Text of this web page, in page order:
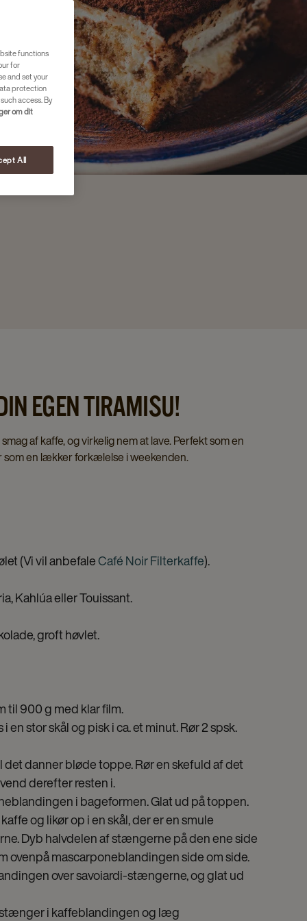
EGEN TIRAMISU!
af kaffe, og virkelig nem at lave. Perfekt som en
som en lækker forkælelse i weekenden.
(Vi vil anbefaleCafé Noir Filterkaffe).
Kahlúa eller Touissant.
groft høvlet.
900 g med klar film.
stor skål og pisk i ca. et minut. Rør 2 spsk.
det danner bløde toppe. Rør en skefuld af det
derefter resten i.
i bageformen. Glat ud på toppen.
og likør op i en skål, der er en smule
Dyb halvdelen af stængerne på den ene side
ovenpå mascarponeblandingen side om side.
over savoiardi-stængerne, og glat ud
i kaffeblandingen og læg
functions
for
and set your
protection
access. By
om dit
All